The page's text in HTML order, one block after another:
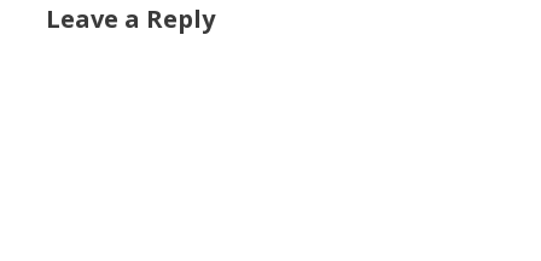
Leave a Reply